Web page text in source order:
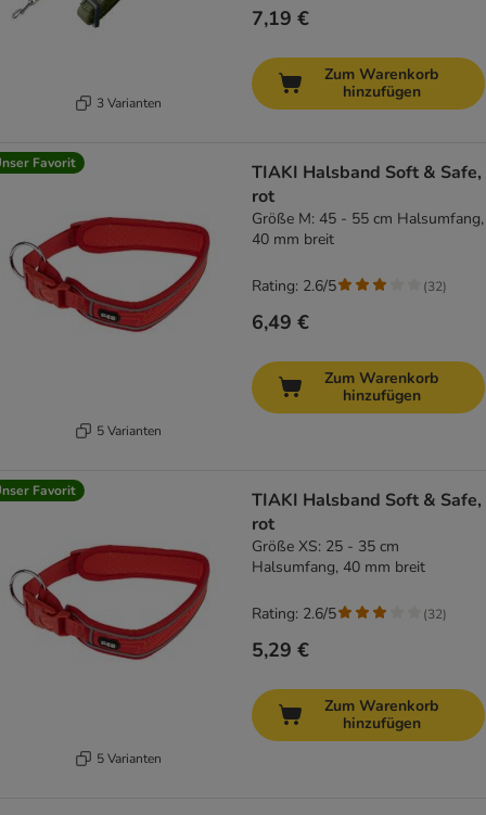
3 Varianten
7,19 €
Zum Warenkorb
hinzufügen
Favorit
5 Varianten
TIAKI Halsband Soft & Safe,
rot
Größe M: 45 - 55 cm Halsumfang,
40 mm breit
6,49 €
Rating: 2.6/5 (32)
Zum Warenkorb
hinzufügen
Favorit
5 Varianten
TIAKI Halsband Soft & Safe,
rot
Größe XS: 25 - 35 cm
Halsumfang, 40 mm breit
5,29 €
Rating: 2.6/5 (32)
Zum Warenkorb
hinzufügen